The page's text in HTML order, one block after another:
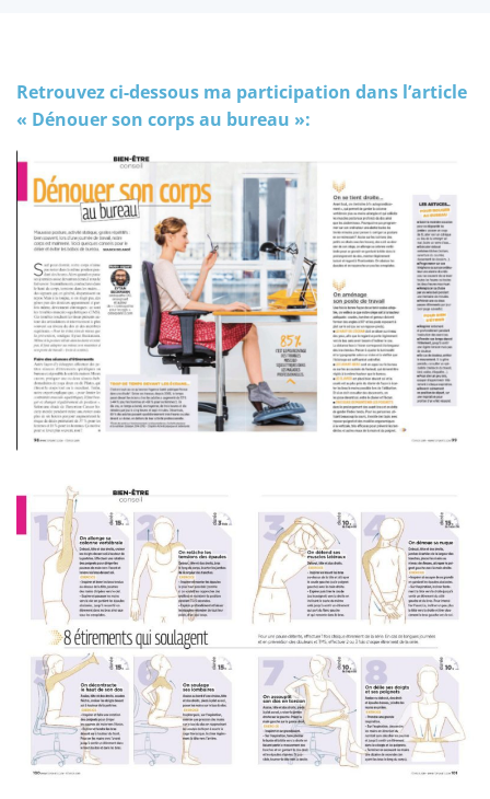
Retrouvez ci-dessous ma participation dans l’article
« Dénouer son corps au bureau »: